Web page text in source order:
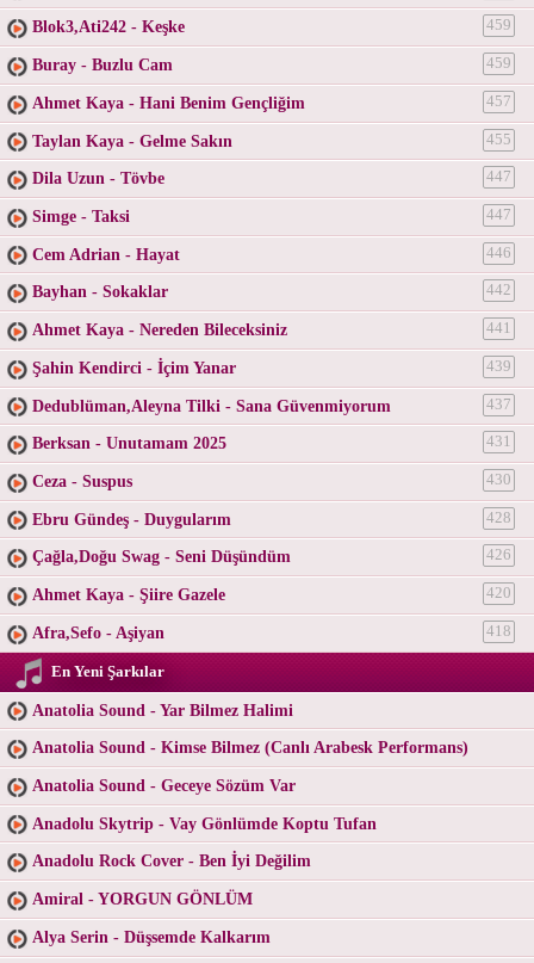
Blok3,Ati242 - Keşke 459
Buray - Buzlu Cam 459
Ahmet Kaya - Hani Benim Gençliğim 457
Taylan Kaya - Gelme Sakın 455
Dila Uzun - Tövbe 447
Simge - Taksi 447
Cem Adrian - Hayat 446
Bayhan - Sokaklar 442
Ahmet Kaya - Nereden Bileceksiniz 441
Şahin Kendirci - İçim Yanar 439
Dedublüman,Aleyna Tilki - Sana Güvenmiyorum 437
Berksan - Unutamam 2025 431
Ceza - Suspus 430
Ebru Gündeş - Duygularım 428
Çağla,Doğu Swag - Seni Düşündüm 426
Ahmet Kaya - Şiire Gazele 420
Afra,Sefo - Aşiyan 418
En Yeni Şarkılar
Anatolia Sound - Yar Bilmez Halimi
Anatolia Sound - Kimse Bilmez (Canlı Arabesk Performans)
Anatolia Sound - Geceye Sözüm Var
Anadolu Skytrip - Vay Gönlümde Koptu Tufan
Anadolu Rock Cover - Ben İyi Değilim
Amiral - YORGUN GÖNLÜM
Alya Serin - Düşsemde Kalkarım